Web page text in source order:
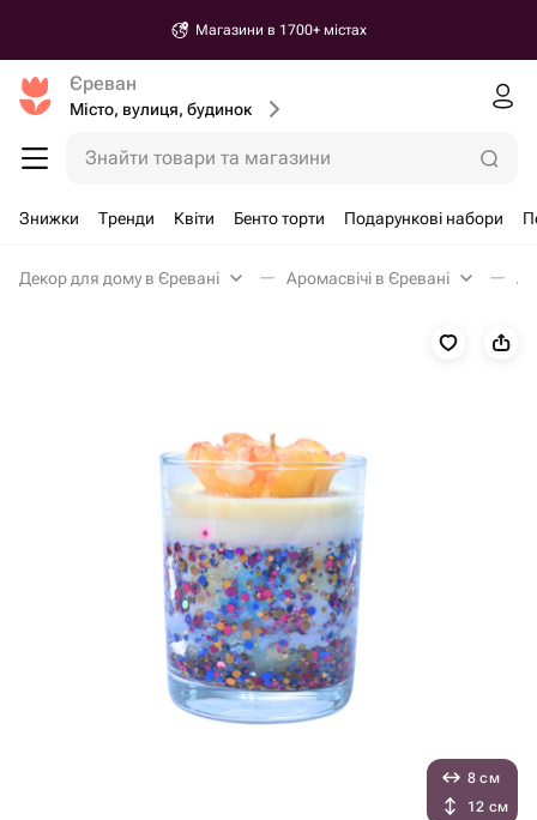
Магазини в 1700+ містах
Єреван
Місто, вулиця, будинок
Знайти товари та магазини
Знижки Тренди Квіти Бенто торти Подарункові набори
Декор для дому в Єревані Аромасвічі в Єревані
8 см
12 см